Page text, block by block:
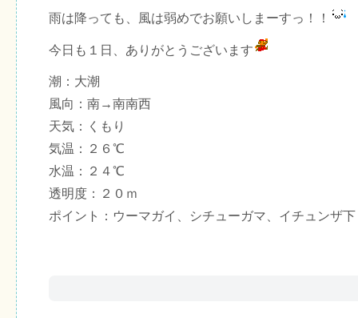
雨は降っても、風は弱めでお願いしまーすっ！！
今日も１日、ありがとうございます
潮：大潮
風向：南→南南西
天気：くもり
気温：２６℃
水温：２４℃
透明度：２０ｍ
ポイント：ウーマガイ、シチューガマ、イチュンザ下